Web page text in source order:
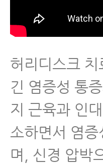
허리통증
척추관협착증
척추분리증
척추전방전위
허리디스크
긴 염증성 통
지 근육과 인
소하면서 염
며, 신경 압박